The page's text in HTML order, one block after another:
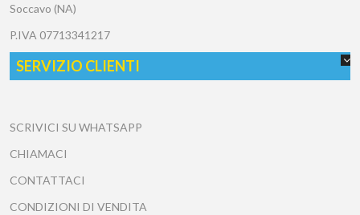
Soccavo (NA)
P.IVA 07713341217
SERVIZIO CLIENTI
SCRIVICI SU WHATSAPP
CHIAMACI
CONTATTACI
CONDIZIONI DI VENDITA